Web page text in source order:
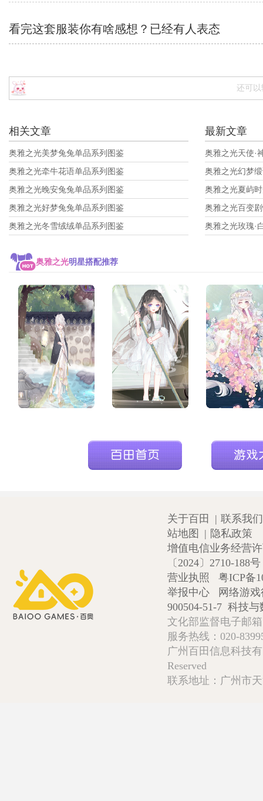
看完这套服装你有啥感想？已经有人表态
还可
相关文章
奥雅之光美梦兔兔单品系列图鉴
奥雅之光牵牛花语单品系列图鉴
奥雅之光晚安兔兔单品系列图鉴
奥雅之光好梦兔兔单品系列图鉴
奥雅之光冬雪绒绒单品系列图鉴
最新文章
奥雅之光天使·
奥雅之光幻梦
奥雅之光夏屿
奥雅之光百变
奥雅之光玫瑰·
奥雅之光明星搭配推荐
关于百田 | 联系我们
站地图
| 隐私政策
增值电信业务经营
〔2024〕2710-188号
营业执照
粤ICP备
举报中心
网络游
900504-51-7 科技与
文化部监督电子邮
服务热线：020-
广州百田信息科技
Reserved
联系地址：广州市